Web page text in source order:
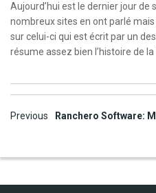
Aujourd’hui est le dernier jour de
nombreux sites en ont parlé
sur celui-ci qui est écrit par un des
résume assez bien l’histoire de la
Post
Previous
Ranchero Software: